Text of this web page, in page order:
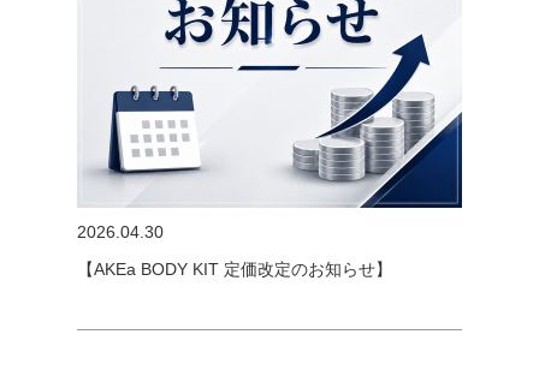
2026.04.30
【AKEa BODY KIT 定価改定のお知らせ】